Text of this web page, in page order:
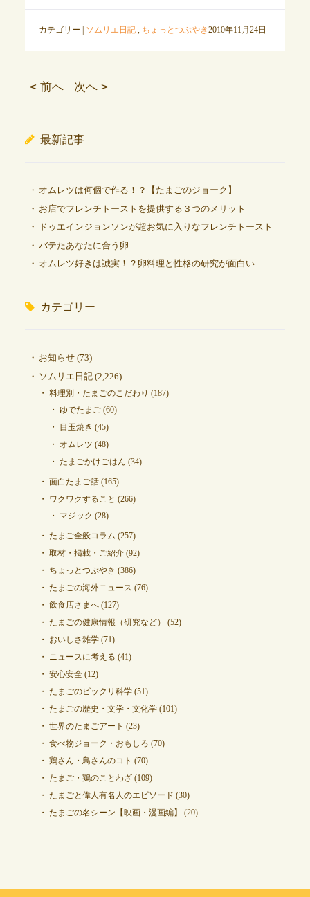
カテゴリー | ソムリエ日記, ちょっとつぶやき2010年11月24日
< 前へ 次へ >
最新記事
オムレツは何個で作る！？【たまごのジョーク】
お店でフレンチトーストを提供する３つのメリット
ドゥエインジョンソンが超お気に入りなフレンチトースト
バテたあなたに合う卵
オムレツ好きは誠実！？卵料理と性格の研究が面白い
カテゴリー
お知らせ(73)
ソムリエ日記(2,226)
料理別・たまごのこだわり (187)
ゆでたまご(60)
目玉焼き (45)
オムレツ (48)
たまごかけごはん (34)
面白たまご話(165)
ワクワクすること (266)
マジック (28)
たまご全般コラム (257)
取材・掲載・ご紹介(92)
ちょっとつぶやき (386)
たまごの海外ニュース (76)
飲食店さまへ(127)
たまごの健康情報（研究など）
(52)
おいしさ雑学(71)
ニュースに考える (41)
安心安全(12)
たまごのビックリ科学(51)
たまごの歴史・文学・文化学(101)
世界のたまごアート (23)
食べ物ジョーク・おもしろ (70)
鶏さん・鳥さんのコト (70)
たまご・鶏のことわざ(109)
たまごと偉人有名人のエピソード (30)
たまごの名シーン【映画・漫画編】
(20)